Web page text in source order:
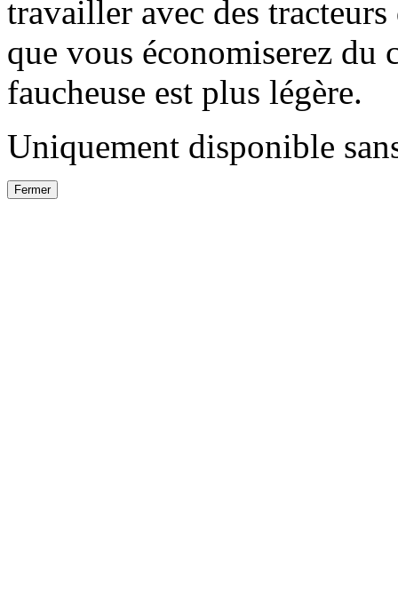
travailler avec des
que vous économiserez du
faucheuse est plus légère.
Uniquement disponible
Fermer